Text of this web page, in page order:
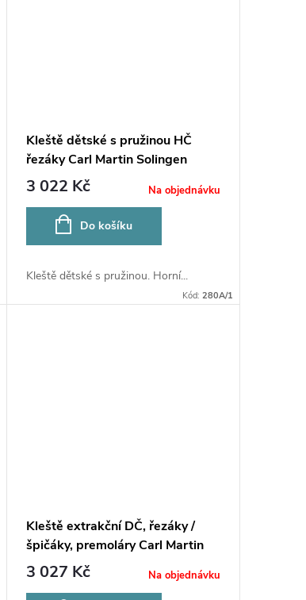
Kleště dětské s pružinou HČ
řezáky Carl Martin Solingen
280A/1
3 022 Kč Na objednávku
Do košíku
Kleště dětské s pružinou. Horní...
Kód: 280A/1
Kleště extrakční DČ, řezáky /
špičáky, premoláry Carl Martin
Solingen 77
3 027 Kč Na objednávku